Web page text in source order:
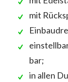
mit
bar;
in allen